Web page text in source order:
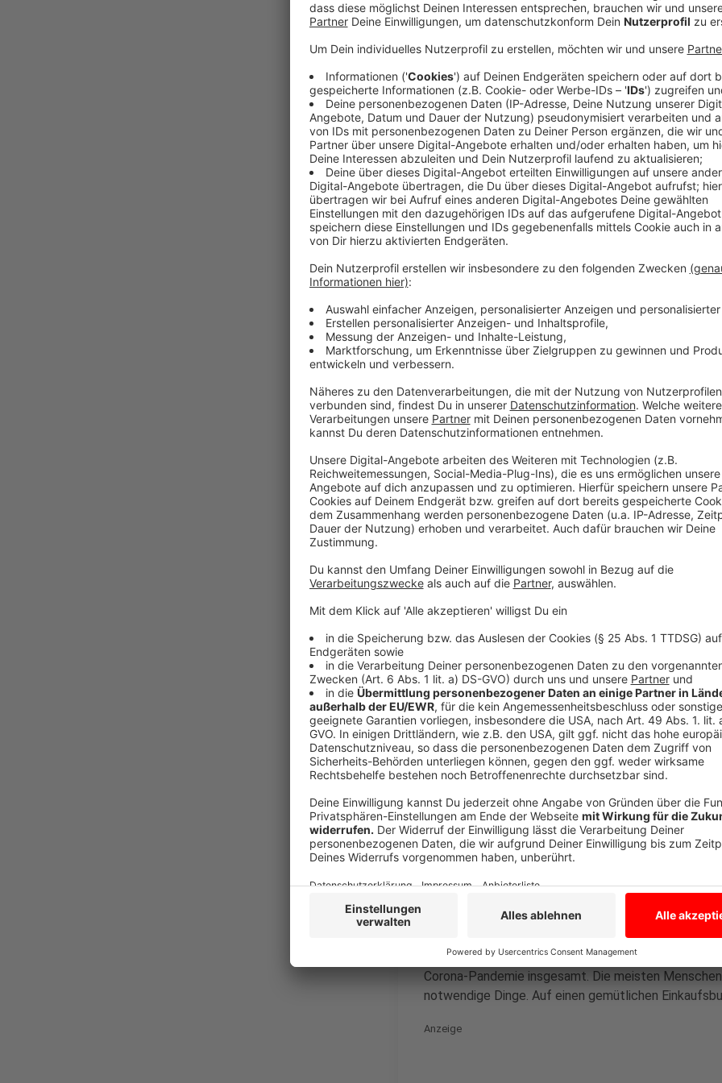
Seit zweieinhalb Monaten gilt in der RADIO RST-
Maskenpflicht in Geschäften. Mecklenburg-
hatte am Wochenende angekündigt, die Regel
dann die Nachricht aus Berlin:
in den Ländern haben sich darauf geeinigt, die
hieß es, es dürfe nicht der falsche Eindruck
Anzeige
Pro und Contra bei den Händlern
Anzeige
Vorher gab es eine deutschlandweite Debatte
noch notwendig ist. Denn in vielen Regionen ist die
Argument, das auch die Vorsitzende des
Möllenkamp, verwendet.
Einzelhandelsverband Osnabrück-Emsland
Wenn die Zahl der Corona-Infektionen in einer
wieder einzuführen, sagt Möllenkamp. Andere
zurückhaltend, was das Ende der Maskenpflicht
Vorsitzende der Werbegemeinschaft Ibbenbüren.
Corona-Ausbruch im Kreis Gütersloh.
Anzeige
Werbegemeinschaft Ibbenbüren zur
Anzeige
Auch Althaus sieht, dass seit Wochen weniger
Innenstadt kommen. Für ihn liegt das jedoch nicht
Corona-Pandemie insgesamt. Die meisten
notwendige Dinge. Auf einen gemütlichen
Anzeige